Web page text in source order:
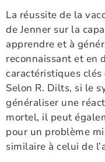
La réussite de la
de Jenner sur la
apprendre et à
reconnaissant et en
caractéristiques clés
Selon R. Dilts, si le
généraliser une
mortel, il peut
pour un problème
similaire à celui de